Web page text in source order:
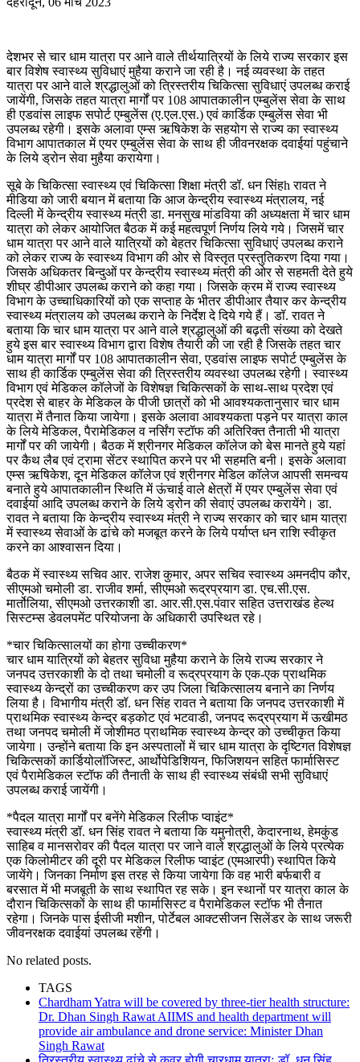
देशभर से चार धाम यात्रा पर आने वाले तीर्थयात्रियों के लिये राज्य सरकार इस
बार विशेष स्वास्थ्य सुविधाएं मुहैया कराने जा रही है। नई व्यवस्था के तहत
यात्रा पर आने वाले श्रद्धालुओं को त्रिस्तरीय चिकित्सा सुविधाएं उपलब्ध कराई
जायेंगी, जिसके तहत यात्रा मार्गों पर 108 आपातकालीन एम्बुलेंस सेवा के साथ
ही एडवांस लाइफ सपोर्ट एम्बुलेंस (ए.एल.एस.) एवं कार्डिक एम्बुलेंस सेवा भी
उपलब्ध रहेगी। इसके अलावा एम्स ऋषिकेश के सहयोग से राज्य का स्वास्थ्य
विभाग आपातकाल में एयर एम्बुलेंस सेवा के साथ ही जीवनरक्षक दवाईयां पहुंचाने
के लिये ड्रोन सेवा मुहैया करायेगा।
सूबे के चिकित्सा स्वास्थ्य एवं चिकित्सा शिक्षा मंत्री डॉ. धन सिंहh रावत ने
मीडिया को जारी बयान में बताया कि आज केन्द्रीय स्वास्थ्य मंत्रालय, नई
दिल्ली में केन्द्रीय स्वास्थ्य मंत्री डा. मनसुख मांडविया की अध्यक्षता में चार धाम
यात्रा को लेकर आयोजित बैठक में कई महत्वपूर्ण निर्णय लिये गये। जिसमें चार
धाम यात्रा पर आने वाले यात्रियों को बेहतर चिकित्सा सुविधाएं उपलब्ध कराने
को लेकर राज्य के स्वास्थ्य विभाग की ओर से विस्तृत प्रस्तुतिकरण दिया गया।
जिसके अधिकतर बिन्दुओं पर केन्द्रीय स्वास्थ्य मंत्री की ओर से सहमती देते हुये
शीघ्र डीपीआर उपलब्ध कराने को कहा गया। जिसके क्रम में राज्य स्वास्थ्य
विभाग के उच्चाधिकारियों को एक सप्ताह के भीतर डीपीआर तैयार कर केन्द्रीय
स्वास्थ्य मंत्रालय को उपलब्ध कराने के निर्देश दे दिये गये हैं। डॉ. रावत ने
बताया कि चार धाम यात्रा पर आने वाले श्रद्धालुओं की बढ़ती संख्या को देखते
हुये इस बार स्वास्थ्य विभाग द्वारा विशेष तैयारी की जा रही है जिसके तहत चार
धाम यात्रा मार्गों पर 108 आपातकालीन सेवा, एडवांस लाइफ सपोर्ट एम्बुलेंस के
साथ ही कार्डिक एम्बुलेंस सेवा की त्रिस्तरीय व्यवस्था उपलब्ध रहेगी। स्वास्थ्य
विभाग एवं मेडिकल कॉलेजों के विशेषज्ञ चिकित्सकों के साथ-साथ प्रदेश एवं
प्रदेश से बाहर के मेडिकल के पीजी छात्रों को भी आवश्यकतानुसार चार धाम
यात्रा में तैनात किया जायेगा। इसके अलावा आवश्यकता पड़ने पर यात्रा काल
के लिये मेडिकल, पैरामेडिकल व नर्सिंग स्टॉफ की अतिरिक्त तैनाती भी यात्रा
मार्गों पर की जायेगी। बैठक में श्रीनगर मेडिकल कॉलेज को बेस मानते हुये यहां
पर कैथ लैब एवं ट्रामा सेंटर स्थापित करने पर भी सहमति बनी। इसके अलावा
एम्स ऋषिकेश, दून मेडिकल कॉलेज एवं श्रीनगर मेडिल कॉलेज आपसी समन्वय
बनाते हुये आपातकालीन स्थिति में ऊंचाई वाले क्षेत्रों में एयर एम्बुलेंस सेवा एवं
दवाईयां आदि उपलब्ध कराने के लिये ड्रोन की सेवाएं उपलब्ध करायेंगे। डा.
रावत ने बताया कि केन्द्रीय स्वास्थ्य मंत्री ने राज्य सरकार को चार धाम यात्रा
में स्वास्थ्य सेवाओं के ढांचे को मजबूत करने के लिये पर्याप्त धन राशि स्वीकृत
करने का आश्वासन दिया।
बैठक में स्वास्थ्य सचिव आर. राजेश कुमार, अपर सचिव स्वास्थ्य अमनदीप कौर,
सीएमओ चमोली डा. राजीव शर्मा, सीएमओ रूद्रप्रयाग डा. एच.सी.एस.
मार्तोलिया, सीएमओ उत्तरकाशी डा. आर.सी.एस.पंवार सहित उत्तराखंड हेल्थ
सिस्टम्स डेवलपमेंट परियोजना के अधिकारी उपस्थित रहे।
*चार चिकित्सालयों का होगा उच्चीकरण*
चार धाम यात्रियों को बेहतर सुविधा मुहैया कराने के लिये राज्य सरकार ने
जनपद उत्तरकाशी के दो तथा चमोली व रूद्रप्रयाग के एक-एक प्राथमिक
स्वास्थ्य केन्द्रों का उच्चीकरण कर उप जिला चिकित्सालय बनाने का निर्णय
लिया है। विभागीय मंत्री डॉ. धन सिंह रावत ने बताया कि जनपद उत्तरकाशी में
प्राथमिक स्वास्थ्य केन्द्र बड़कोट एवं भटवाडी, जनपद रूद्रप्रयाग में ऊखीमठ
तथा जनपद चमोली में जोशीमठ प्राथमिक स्वास्थ्य केन्द्र को उच्चीकृत किया
जायेगा। उन्होंने बताया कि इन अस्पतालों में चार धाम यात्रा के दृष्टिगत विशेषज्ञ
चिकित्सकों कार्डियोलॉजिस्ट, आर्थोपेडिशियन, फिजिशयन सहित फार्मासिस्ट
एवं पैरामेडिकल स्टॉफ की तैनाती के साथ ही स्वास्थ्य संबंधी सभी सुविधाएं
उपलब्ध कराई जायेंगी।
*पैदल यात्रा मार्गों पर बनेंगे मेडिकल रिलीफ प्वाइंट*
स्वास्थ्य मंत्री डॉ. धन सिंह रावत ने बताया कि यमुनोत्री, केदारनाथ, हेमकुंड
साहिब व मानसरोवर की पैदल यात्रा पर जाने वाले श्रद्धालुओं के लिये प्रत्येक
एक किलोमीटर की दूरी पर मेडिकल रिलीफ प्वाइंट (एमआरपी) स्थापित किये
जायेंगे। जिनका निर्माण इस तरह से किया जायेगा कि वह भारी बर्फबारी व
बरसात में भी मजबूती के साथ स्थापित रह सके। इन स्थानों पर यात्रा काल के
दौरान चिकित्सकों के साथ ही फार्मासिस्ट व पैरामेडिकल स्टॉफ भी तैनात
रहेगा। जिनके पास ईसीजी मशीन, पोर्टेबल आक्टसीजन सिलेंडर के साथ जरूरी
जीवनरक्षक दवाईयां उपलब्ध रहेंगी।
No related posts.
TAGS
Chardham Yatra will be covered by three-tier health structure:
Dr. Dhan Singh Rawat AIIMS and health department will
provide air ambulance and drone service: Minister Dhan
Singh Rawat